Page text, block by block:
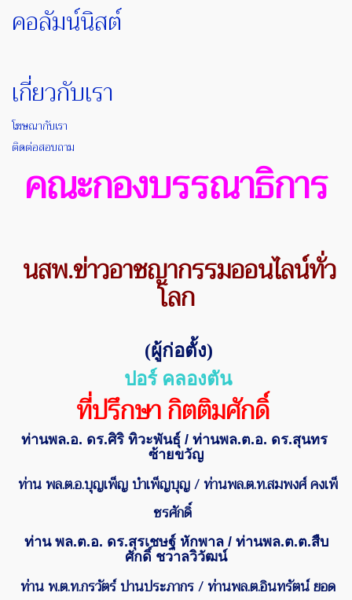
คอลัมน์นิสต์
เกี่ยวกับเรา
โฆษณากับเรา
ติดต่อสอบถาม
คณะกองบรรณาธิการ
นสพ.ข่าวอาชญากรรมออนไลน์ทั่ว
โลก
(ผู้ก่อตั้ง)
ปอร์ คลองตัน
ที่ปรึกษา กิตติมศักดิ์
ท่านพล.อ. ดร.ศิริ ทิวะพันธุ์/ ท่านพล.ต.อ. ดร.สุนทร
ซ้ายขวัญ
ท่าน พล.ต.อ.บุญเพ็ญ บำเพ็ญบุญ/ท่านพล.ต.ท.สมพงศ์ คงเพ็
ชรศักดิ์
ท่าน พล.ต.อ. ดร.สุรเชษฐ์ หักพาล / ท่านพล.ต.ต.สืบ
ศักดิ์ ชวาลวิวัฒน์
ท่าน พ.ต.ท.กรวัตร์ ปานประภากร/ท่านพล.ต.อินทรัตน์ ยอด